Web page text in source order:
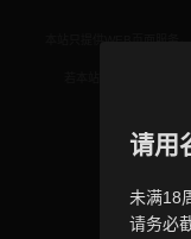
若本站收录内容侵犯了
请用
未满18
请务必